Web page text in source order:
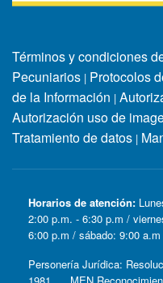
Términos y condiciones
Pecuniarios | Protocolos
de la Información |
Autorización uso de
Tratamiento de datos |
Horarios de atención:
2:00 p.m. - 6:30 p.m /
6:00 p.m / sábado: 9:00 a.m
Personería Jurídica: